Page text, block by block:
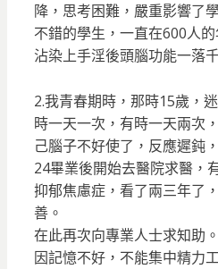
降，思考困難，嚴重影響了
不錯的學生，一直在600人
沾染上手淫後頭腦功能一落
2.我青春期時，那時15歲，
時一天一次，有時一天兩次
己腦子不好使了，反應遲鈍
24畢業後開始去醫院求醫，
抑郁焦慮症，看了兩三年了
善。
在此再次向專業人士求知助。
因記憶不好，不能集中精力